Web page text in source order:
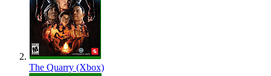
The Quarry (Xbox)